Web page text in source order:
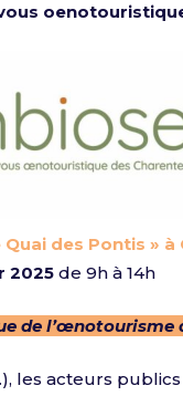
Quai des Pontis » à
2025de 9h à 14h
de l’œnotourisme
les acteurs